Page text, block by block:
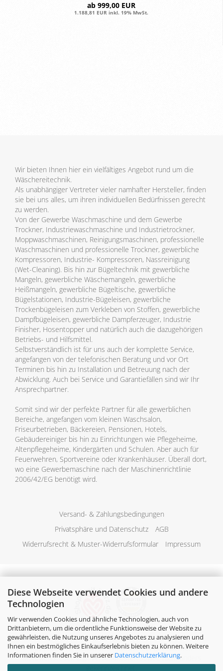
Diese Webseite verwendet Cookies und andere
Technologien
Wir verwenden Cookies und ähnliche Technologien, auch von
Drittanbietern, um die ordentliche Funktionsweise der Website zu
gewährleisten, die Nutzung unseres Angebotes zu analysieren und
Ihnen ein bestmögliches Einkaufserlebnis bieten zu können. Weitere
Informationen finden Sie in unserer Datenschutzerklärung.
ab 999,00 EUR
1.188,81 EUR inkl. 19% MwSt.
Wir bieten Ihnen hier ein vielfältiges Angebot rund um die
Wäschereitechnik.
Als unabhängiger Vertreter vieler namhafter Hersteller, finden
sie bei uns alles, um ihren individuellen Bedürfnissen gerecht
zu werden.
Von der Gewerbe Waschmaschine und dem Gewerbe
Trockner, Industriewaschmaschine und Industrietrockner,
Moppwaschmaschinen, Reinigungsmaschinen, professionelle
Waschmaschinen und professionelle Trockner, gewerbliche
Kompressoren, Industrie- Kompressoren, Nassreinigung
(Wet-Cleaning). Bis hin zur Bügeltechnik mit gewerbliche
Mangeln, gewerbliche Wäschemangeln, gewerbliche
Heißmangeln, gewerbliche Bügeltische, gewerbliche
Bügelstationen, Industrie-Bügeleisen, gewerbliche
Trockenbügeleisen zum Verkleben von Stoffen, gewerbliche
Dampfbügeleisen, gewerbliche Dampferzeuger, Industrie
Finisher, Hosentopper und natürlich auch die dazugehörigen
Betriebs- und Hilfsmittel.
Selbstverständlich ist für uns auch der komplette Service,
angefangen von der telefonischen Beratung und vor Ort
Terminen bis hin zu Installation und Betreuung nach der
Abwicklung. Auch bei Service und Garantiefällen sind wir Ihr
Ansprechpartner.
Somit sind wir der perfekte Partner für alle gewerblichen
Bereiche, angefangen vom kleinen Waschsalon,
Friseurbetrieben, Bäckereien, Pensionen, Hotels,
Gebäudereiniger bis hin zu Einrichtungen wie Pflegeheime,
Altenpflegeheime, Kindergärten und Schulen. Aber auch für
Feuerwehren, Sportvereine oder Krankenhäuser. Überall dort,
wo eine Gewerbemaschine nach der Maschinenrichtlinie
2006/42/EG benötigt wird.
Versand- & Zahlungsbedingungen
Privatsphäre und Datenschutz
AGB
Widerrufsrecht & Muster-Widerrufsformular
Impressum
Alle Preise verstehen sich inklusive der gesetzlichen
Mehrwertsteuer, zzgl.Versandkostensoweit nicht anders